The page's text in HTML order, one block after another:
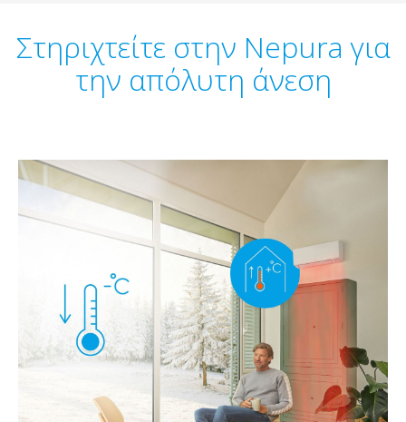
Στηριχτείτε στην Nepura για
την απόλυτη άνεση